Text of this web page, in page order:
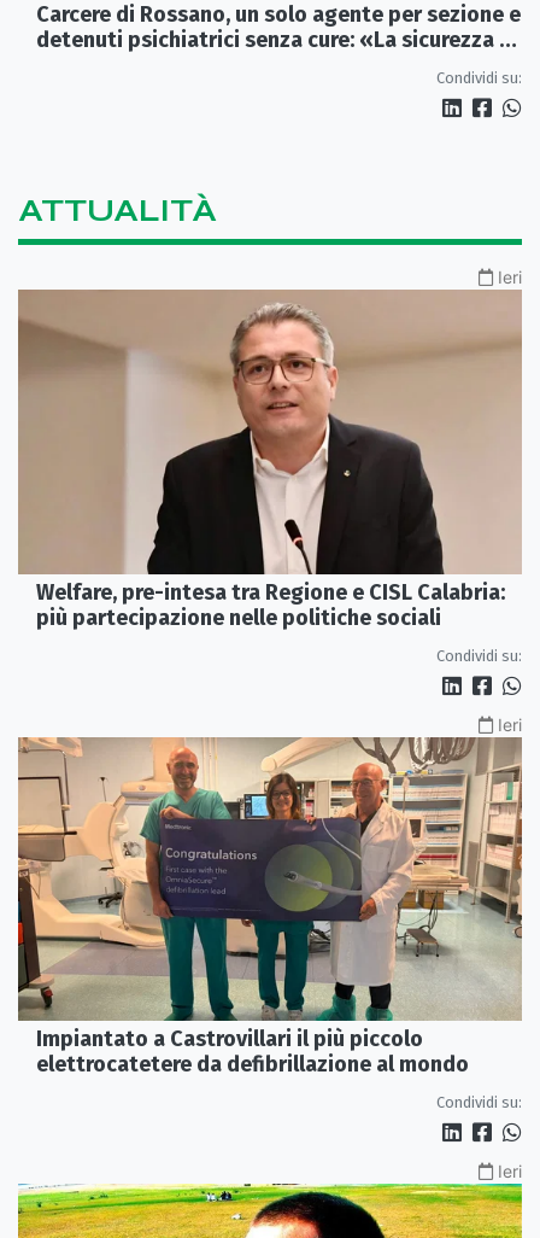
Carcere di Rossano, un solo agente per sezione e
detenuti psichiatrici senza cure: «La sicurezza è
Condividi su:
ATTUALITÀ
Ieri
Welfare, pre-intesa tra Regione e CISL Calabria:
più partecipazione nelle politiche sociali
Condividi su:
Ieri
Impiantato a Castrovillari il più piccolo
elettrocatetere da defibrillazione al mondo
Condividi su:
Ieri